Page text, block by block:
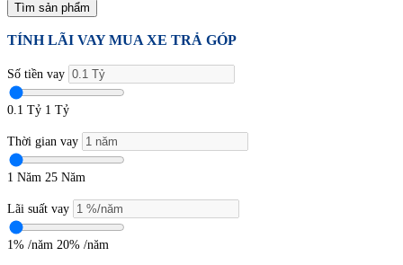
Tìm sản phẩm
TÍNH LÃI VAY MUA XE TRẢ GÓP
Số tiền vay
0.1 Tỷ 1 Tỷ
Thời gian vay
1 Năm 25 Năm
Lãi suất vay
1% /năm 20% /năm